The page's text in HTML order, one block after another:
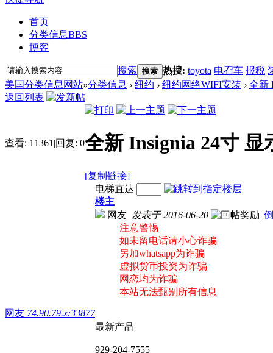
首页
分类信息BBS
博客
搜索 搜索 热搜: toyota 电召车 报税
美国分类信息网站»分类信息 › 纽约 › 纽约网络WIFI安装 › 全新
返回列表
查看: 11361 |回复: 0全新 Insignia 24寸 显
[复制链接]
网友 74.90.79.x:33877
电梯直达
楼主
网友 发表于 2016-06-20 |
注意警惕
如未留电话请小心诈骗
另加whatsapp为诈骗
虚拟货币投资为诈骗
网恋均为诈骗
本站无法甄别所有信息
最新产品
929-204-7555